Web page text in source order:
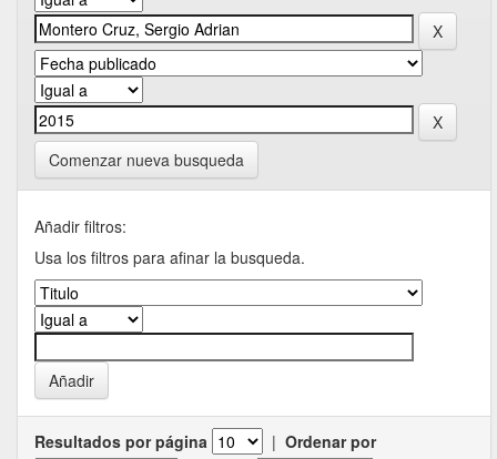
Comenzar nueva busqueda
Añadir filtros:
Usa los filtros para afinar la busqueda.
Resultados por página | Ordenar por